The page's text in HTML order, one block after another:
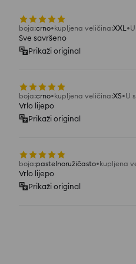
boja:crno kupljena veličina:XXL
Sve savršeno
Prikaži original
boja:crno kupljena veličina:XS U
Vrlo lijepo
Prikaži original
boja:pastelnoružičasto kupljena
Vrlo lijepo
Prikaži original